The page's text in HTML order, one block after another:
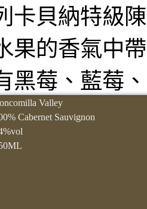
卡貝納特級
果的香氣中
黑莓、藍莓
Valley
Cabernet Sauvignon